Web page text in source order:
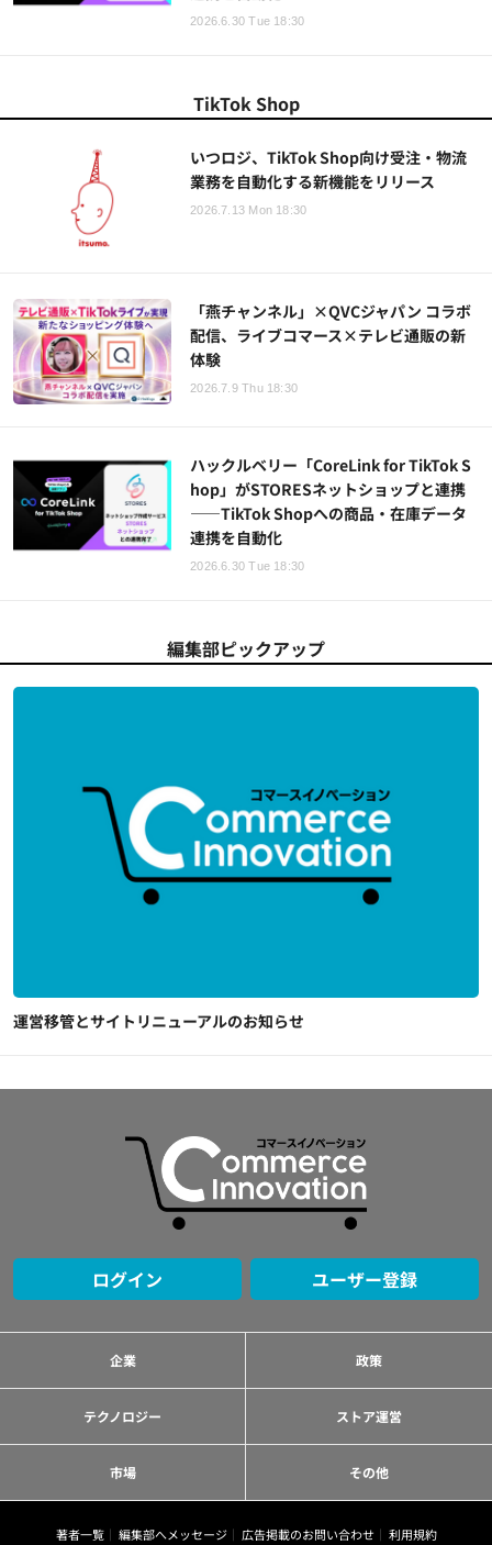
2026.6.30 Tue 18:30
TikTok Shop
いつロジ、TikTok Shop向け受注・物流
業務を自動化する新機能をリリース
2026.7.13 Mon 18:30
「燕チャンネル」×QVCジャパン コラボ
配信、ライブコマース×テレビ通販の新
体験
2026.7.9 Thu 18:30
ハックルベリー「CoreLink for TikTok S
hop」がSTORESネットショップと連携
——TikTok Shopへの商品・在庫データ
連携を自動化
2026.6.30 Tue 18:30
編集部ピックアップ
運営移管とサイトリニューアルのお知らせ
ログイン ユーザー登録
企業 政策
テクノロジー ストア運営
市場 その他
著者一覧 編集部へメッセージ 広告掲載のお問い合わせ 利用規約